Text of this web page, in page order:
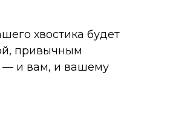
хвостика будет
привычным
— и вам, и вашему